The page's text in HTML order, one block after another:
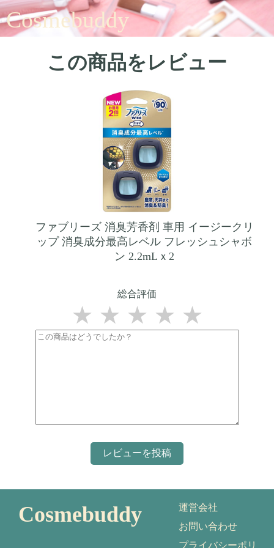
Cosmebuddy
この商品をレビュー
ファブリーズ 消臭芳香剤 車用 イージークリ
ップ 消臭成分最高レベル フレッシュシャボ
ン 2.2mLｘ2
総合評価
★
★
★
★
★
Cosmebuddy
運営会社
お問い合わせ
プライバシーポリ